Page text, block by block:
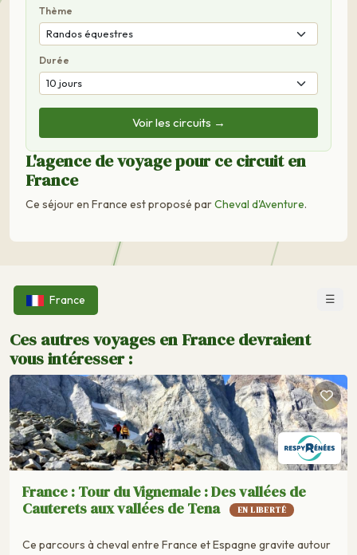
Thème
Durée
Voir les circuits →
L'agence de voyage pour ce circuit en
France
Ce séjour en France est proposé parCheval d'Aventure.
France ☰
Ces autres voyages en France devraient
vous intéresser :
France : Tour du Vignemale : Des vallées de
Cauterets aux vallées de Tena
EN LIBERTÉ
Ce parcours à cheval entre France et Espagne gravite autour